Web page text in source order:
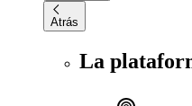
Atrás
La